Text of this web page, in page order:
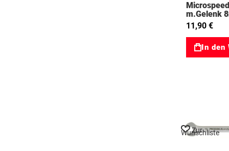
m.Gelenk
11,90 €
In den
Zur
Wunschliste